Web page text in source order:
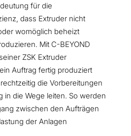
für die
dass Extruder nicht
womöglich beheizt
Mit C-BEYOND
ZSK Extruder
Auftrag fertig produziert
die Vorbereitungen
in die Wege leiten. So werden
zwischen den Aufträgen
der Anlagen